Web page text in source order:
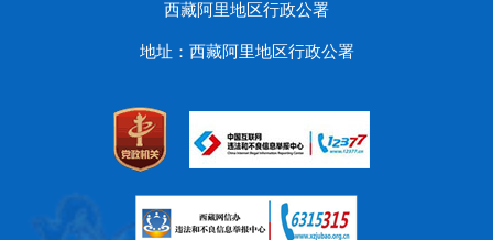
西藏阿里地区行政公署
地址：西藏阿里地区行政公署